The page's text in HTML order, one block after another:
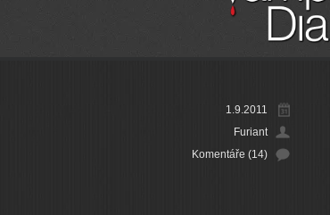
1.9.2011
Furiant
Komentáře (14)